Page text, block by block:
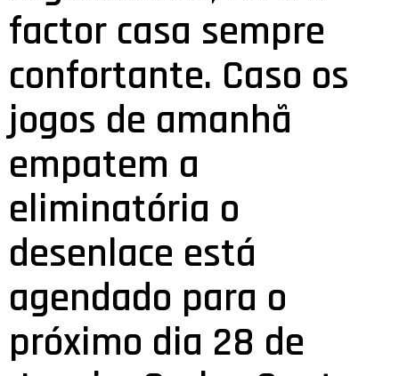
factor casa sempre
confortante. Caso os
jogos de amanhã
empatem a
eliminatória o
desenlace está
agendado para o
próximo dia 28 de